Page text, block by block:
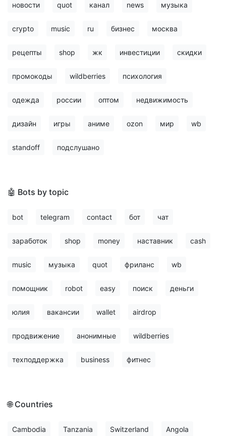
новости quot канал news музыка
crypto music ru бизнес москва
рецепты shop жк инвестиции скидки
промокоды wildberries психология
одежда россии оптом недвижимость
дизайн игры аниме ozon мир wb
standoff подслушано
🤖 Bots by topic
bot telegram contact бот чат
заработок shop money наставник cash
music музыка quot фриланс wb
помощник robot easy поиск деньги
юлия вакансии wallet airdrop
продвижение анонимные wildberries
техподдержка business фитнес
🌐 Countries
Cambodia Tanzania Switzerland Angola